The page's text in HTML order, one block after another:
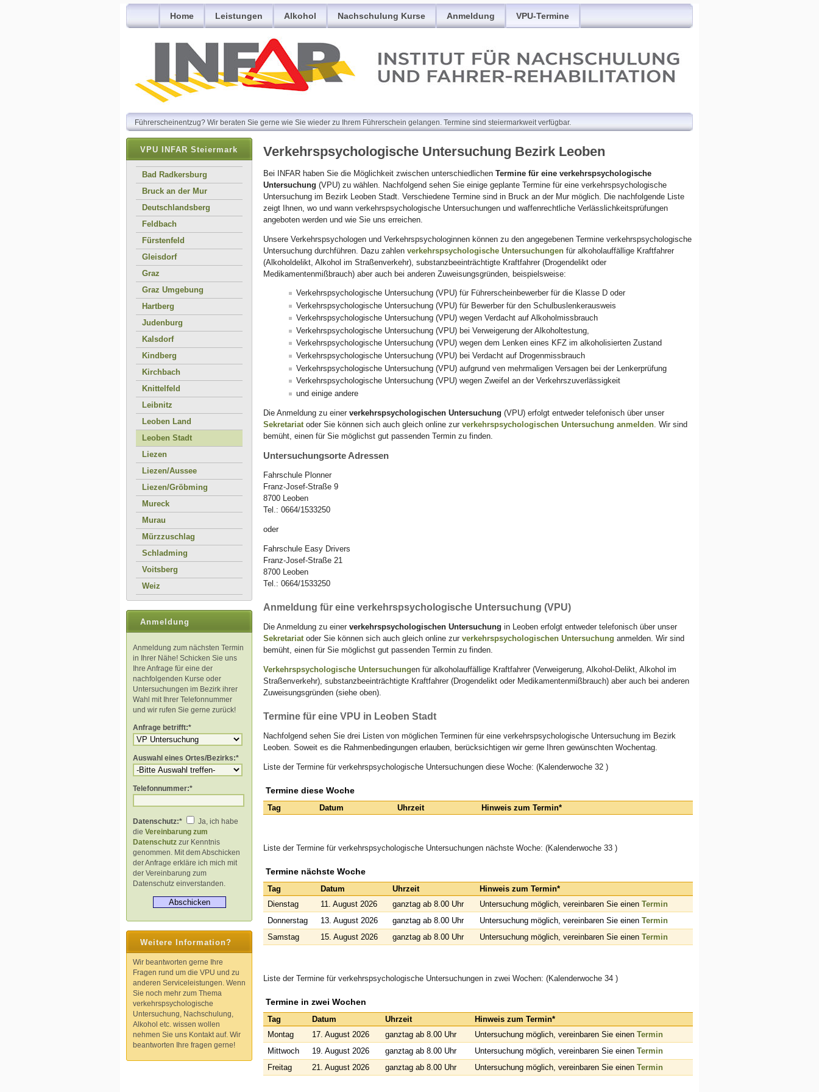
Home Leistungen Alkohol Nachschulung Kurse Anmeldung VPU-Termine
Führerscheinentzug? Wir beraten Sie gerne wie Sie wieder zu Ihrem Führerschein gelangen. Termine sind steiermarkweit verfügbar.
VPU INFAR Steiermark
Bad Radkersburg
Bruck an der Mur
Deutschlandsberg
Feldbach
Fürstenfeld
Gleisdorf
Graz
Graz Umgebung
Hartberg
Judenburg
Kalsdorf
Kindberg
Kirchbach
Knittelfeld
Leibnitz
Leoben Land
Leoben Stadt
Liezen
Liezen/Aussee
Liezen/Gröbming
Mureck
Murau
Mürzzuschlag
Schladming
Voitsberg
Weiz
Anmeldung
Anmeldung zum nächsten Termin
in Ihrer Nähe! Schicken Sie uns
Ihre Anfrage für eine der
nachfolgenden Kurse oder
Untersuchungen im Bezirk ihrer
Wahl mit Ihrer Telefonnummer
und wir rufen Sie gerne zurück!
Anfrage betrifft:*
Auswahl eines Ortes/Bezirks:*
Telefonnummer:*
Datenschutz:*
Ja, ich habe
die Vereinbarung zum
Datenschutz zur Kenntnis
genommen. Mit dem Abschicken
der Anfrage erkläre ich mich mit
der Vereinbarung zum
Datenschutz einverstanden.
Weitere Information?
Wir beantworten gerne Ihre
Fragen rund um die VPU und zu
anderen Serviceleistungen. Wenn
Sie noch mehr zum Thema
verkehrspsychologische
Untersuchung, Nachschulung,
Alkohol etc. wissen wollen
nehmen Sie uns Kontakt auf. Wir
beantworten Ihre fragen gerne!
Verkehrspsychologische Untersuchung Bezirk Leoben
Bei INFAR haben Sie die Möglichkeit zwischen unterschiedlichen Termine für eine verkehrspsychologische
Untersuchung (VPU) zu wählen. Nachfolgend sehen Sie einige geplante Termine für eine verkehrspsychologische
Untersuchung im Bezirk Leoben Stadt. Verschiedene Termine sind in Bruck an der Mur möglich. Die nachfolgende Liste
zeigt Ihnen, wo und wann verkehrspsychologische Untersuchungen und waffenrechtliche Verlässlichkeitsprüfungen
angeboten werden und wie Sie uns erreichen.
Unsere Verkehrspsychologen und Verkehrspsychologinnen können zu den angegebenen Termine verkehrspsychologische
Untersuchung durchführen. Dazu zahlen verkehrspsychologische Untersuchungen für alkoholauffällige Kraftfahrer
(Alkoholdelikt, Alkohol im Straßenverkehr), substanzbeeinträchtigte Kraftfahrer (Drogendelikt oder
Medikamentenmißbrauch) aber auch bei anderen Zuweisungsgründen, beispielsweise:
Verkehrspsychologische Untersuchung (VPU) für Führerscheinbewerber für die Klasse D oder
Verkehrspsychologische Untersuchung (VPU) für Bewerber für den Schulbuslenkerausweis
Verkehrspsychologische Untersuchung (VPU) wegen Verdacht auf Alkoholmissbrauch
Verkehrspsychologische Untersuchung (VPU) bei Verweigerung der Alkoholtestung,
Verkehrspsychologische Untersuchung (VPU) wegen dem Lenken eines KFZ im alkoholisierten Zustand
Verkehrspsychologische Untersuchung (VPU) bei Verdacht auf Drogenmissbrauch
Verkehrspsychologische Untersuchung (VPU) aufgrund ven mehrmaligen Versagen bei der Lenkerprüfung
Verkehrspsychologische Untersuchung (VPU) wegen Zweifel an der Verkehrszuverlässigkeit
und einige andere
Die Anmeldung zu einer verkehrspsychologischen Untersuchung (VPU) erfolgt entweder telefonisch über unser
Sekretariat oder Sie können sich auch gleich online zur verkehrspsychologischen Untersuchung anmelden . Wir sind
bemüht, einen für Sie möglichst gut passenden Termin zu finden.
Untersuchungsorte Adressen
Fahrschule Plonner
Franz-Josef-Straße 9
8700 Leoben
Tel.: 0664/1533250
oder
Fahrschule Easy Drivers
Franz-Josef-Straße 21
8700 Leoben
Tel.: 0664/1533250
Anmeldung für eine verkehrspsychologische Untersuchung (VPU)
Die Anmeldung zu einer verkehrspsychologischen Untersuchung in Leoben erfolgt entweder telefonisch über unser
Sekretariat oder Sie können sich auch gleich online zur verkehrspsychologischen Untersuchung anmelden. Wir sind
bemüht, einen für Sie möglichst gut passenden Termin zu finden.
Verkehrspsychologische Untersuchungen für alkoholauffällige Kraftfahrer (Verweigerung, Alkohol-Delikt, Alkohol im
Straßenverkehr), substanzbeeinträchtigte Kraftfahrer (Drogendelikt oder Medikamentenmißbrauch) aber auch bei anderen
Zuweisungsgründen (siehe oben).
Termine für eine VPU in Leoben Stadt
Nachfolgend sehen Sie drei Listen von möglichen Terminen für eine verkehrspsychologische Untersuchung im Bezirk
Leoben. Soweit es die Rahmenbedingungen erlauben, berücksichtigen wir gerne Ihren gewünschten Wochentag.
Liste der Termine für verkehrspsychologische Untersuchungen diese Woche: (Kalenderwoche 32 )
Termine diese Woche
Tag Datum Uhrzeit Hinweis zum Termin*
Liste der Termine für verkehrspsychologische Untersuchungen nächste Woche: (Kalenderwoche 33 )
Termine nächste Woche
Tag Datum Uhrzeit
Hinweis zum Termin*
Dienstag
11. August 2026 ganztag ab 8.00 Uhr Untersuchung möglich, vereinbaren Sie einen Termin
Donnerstag
13. August 2026 ganztag ab 8.00 Uhr Untersuchung möglich, vereinbaren Sie einen Termin
Samstag
15. August 2026 ganztag ab 8.00 Uhr Untersuchung möglich, vereinbaren Sie einen Termin
Liste der Termine für verkehrspsychologische Untersuchungen in zwei Wochen: (Kalenderwoche 34 )
Termine in zwei Wochen
Tag Datum Uhrzeit
Hinweis zum Termin*
Montag
17. August 2026 ganztag ab 8.00 Uhr Untersuchung möglich, vereinbaren Sie einen Termin
Mittwoch
19. August 2026 ganztag ab 8.00 Uhr Untersuchung möglich, vereinbaren Sie einen Termin
Freitag
21. August 2026 ganztag ab 8.00 Uhr Untersuchung möglich, vereinbaren Sie einen Termin